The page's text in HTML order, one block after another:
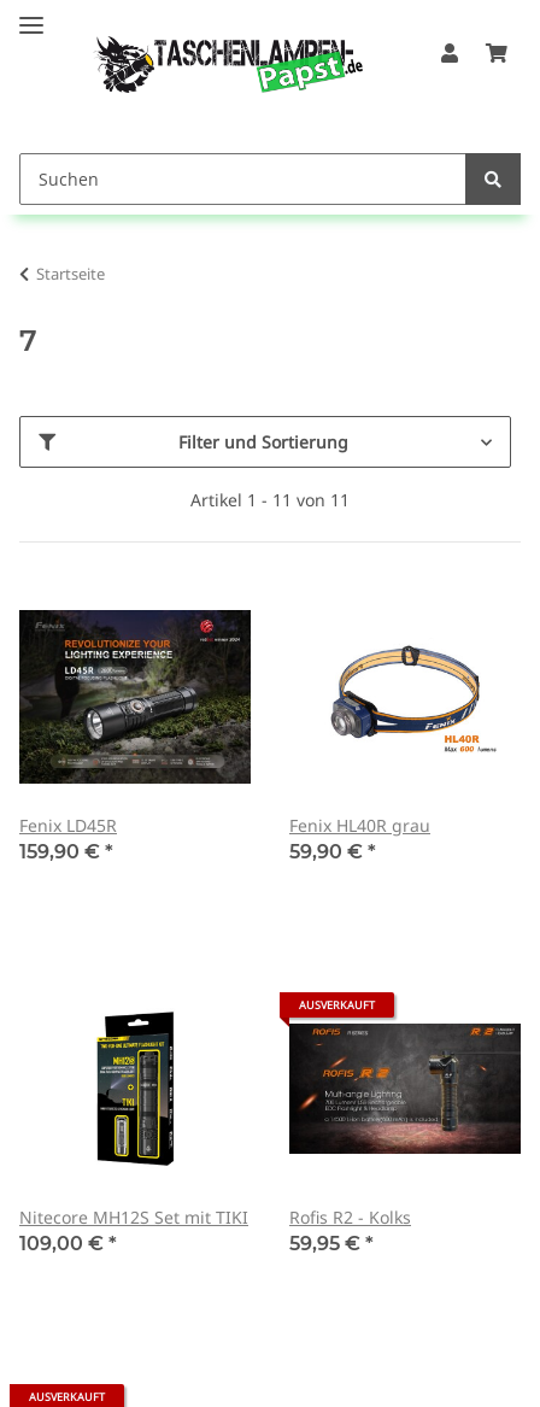
Startseite
7
Filter und Sortierung
Artikel 1 - 11 von 11
Fenix LD45R
159,90 € *
Fenix HL40R grau
59,90 € *
Nitecore MH12S Set mit TIKI
109,00 € *
AUSVERKAUFT
Rofis R2 - Kolks
59,95 € *
AUSVERKAUFT